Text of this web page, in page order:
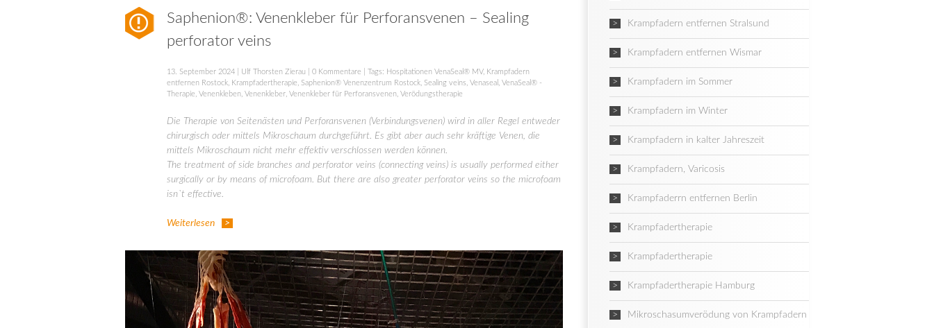
Saphenion®: Venenkleber für Perforansvenen – Sealing
perforator veins
13. September 2024 Ulf Thorsten Zierau 0 Kommentare | Tags: Hospitationen VenaSeal® MV, Krampfadern
entfernen Rostock
Krampfadertherapie Saphenion® Venenzentrum Rostock Sealing veins Venaseal
VenaSeal® -
Therapie Venenkleben Venenkleber Venenkleber für Perforansvenen Verödungstherapie
Die Therapie von Seitenästen und Perforansvenen (Verbindungsvenen) wird in aller Regel entweder
chirurgisch oder mittels Mikroschaum durchgeführt. Es gibt aber auch sehr kräftige Venen, die
mittels Mikroschaum nicht mehr effektiv verschlossen werden können.
The treatment of side branches and perforator veins (connecting veins) is usually performed either
surgically or by means of microfoam. But there are also greater perforator veins so the microfoam
isn`t effective.
Weiterlesen
Krampfadern entfernen Stralsund
Krampfadern entfernen Wismar
Krampfadern im Sommer
Krampfadern im Winter
Krampfadern in kalter Jahreszeit
Krampfadern, Varicosis
Krampfaderrn entfernen Berlin
Krampfadertherapie
Krampfadertherapie
Krampfadertherapie Hamburg
Mikroschasumverödung von Krampfadern